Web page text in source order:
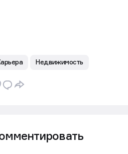
Недвижимость